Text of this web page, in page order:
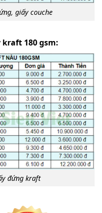
giấy couche
180 gsm:
đứng kraft